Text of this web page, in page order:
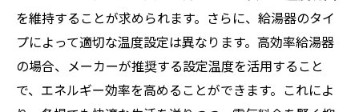
を維持することが求められます。さらに、給湯器のタイ
プによって適切な温度設定は異なります。高効率給湯器
の場合、メーカーが推奨する設定温度を活用すること
で、エネルギー効率を高めることができます。これによ